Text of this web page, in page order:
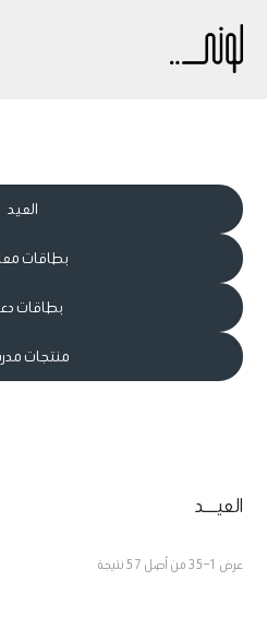
العيد
بطاقات
بطاقات
منتجات
العيـــد
عرض 1–35 من أصل 57 نتيجة